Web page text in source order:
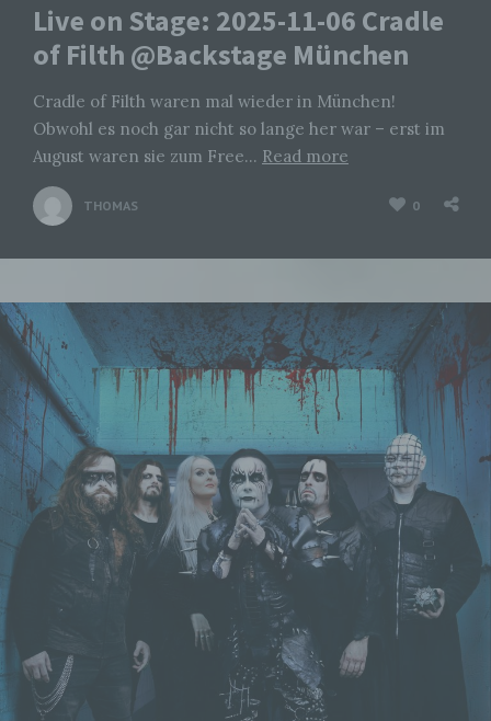
Live on Stage: 2025-11-06 Cradle
of Filth @Backstage München
Cradle of Filth waren mal wieder in München!
Obwohl es noch gar nicht so lange her war – erst im
August waren sie zum Free… Read more
THOMAS 0